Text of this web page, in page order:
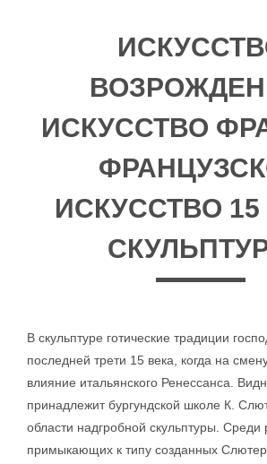
ИСКУССТВО
ИСКУССТВО 15
В скульптуре готические традиции
последней трети 15 века, когда на
влияние итальянского Ренессанса.
принадлежит бургундской школе К.
области надгробной скульптуры. Среди
примыкающих к типу созданных